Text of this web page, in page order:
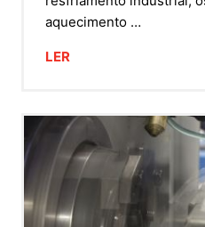
aquecimento …
LER